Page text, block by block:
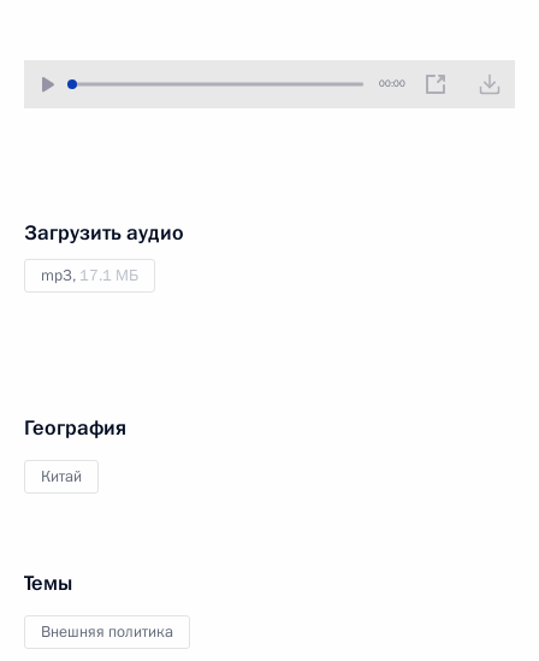
00:00
Загрузить аудио
mp3, 17.1 МБ
География
Китай
Темы
Внешняя политика